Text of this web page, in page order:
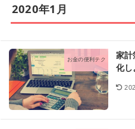
2020年1月
お金の便利テク
家計
化し